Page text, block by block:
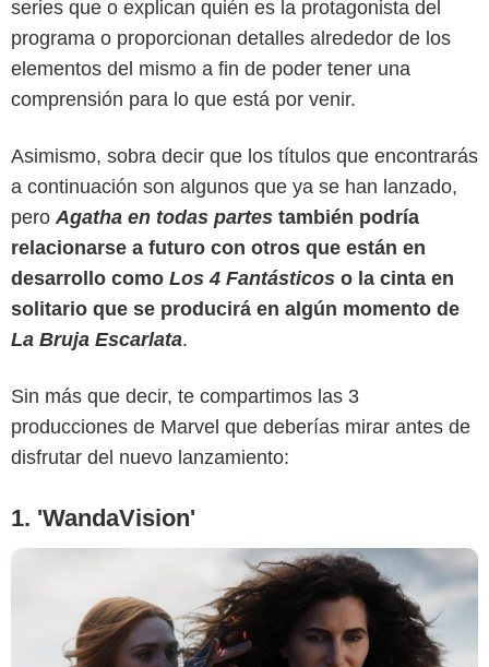
series que o explican quién es la protagonista del
programa o proporcionan detalles alrededor de los
elementos del mismo a fin de poder tener una
comprensión para lo que está por venir.
Asimismo, sobra decir que los títulos que encontrarás
a continuación son algunos que ya se han lanzado,
pero Agatha en todas partes también podría
relacionarse a futuro con otros que están en
desarrollo como Los 4 Fantásticos o la cinta en
solitario que se producirá en algún momento de
La Bruja Escarlata.
Sin más que decir, te compartimos las 3
producciones de Marvel que deberías mirar antes de
disfrutar del nuevo lanzamiento:
1. 'WandaVision'